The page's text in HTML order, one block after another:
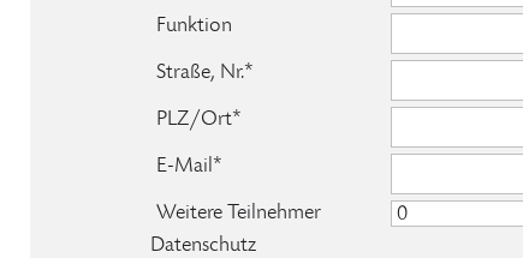
Funktion
Straße, Nr.*
PLZ/Ort*
E-Mail*
Weitere Teilnehmer
Datenschutz